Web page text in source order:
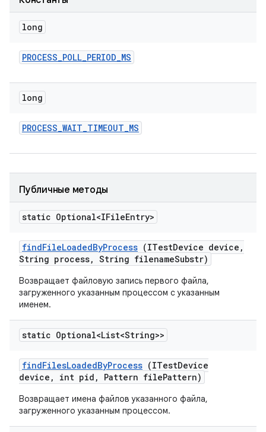
long
PROCESS_POLL_PERIOD_MS
long
PROCESS_WAIT_TIMEOUT_MS
Публичные методы
static Optional<IFileEntry>
findFileLoadedByProcess (ITestDevice device ,
String process, String filenameSubstr)
Возвращает файловую запись первого файла,
загруженного указанным процессом с указанным
именем.
static Optional<List<String>>
findFilesLoadedByProcess (ITestDevice
device , int pid , Pattern filePattern)
Возвращает имена файлов указанного файла,
загруженного указанным процессом.